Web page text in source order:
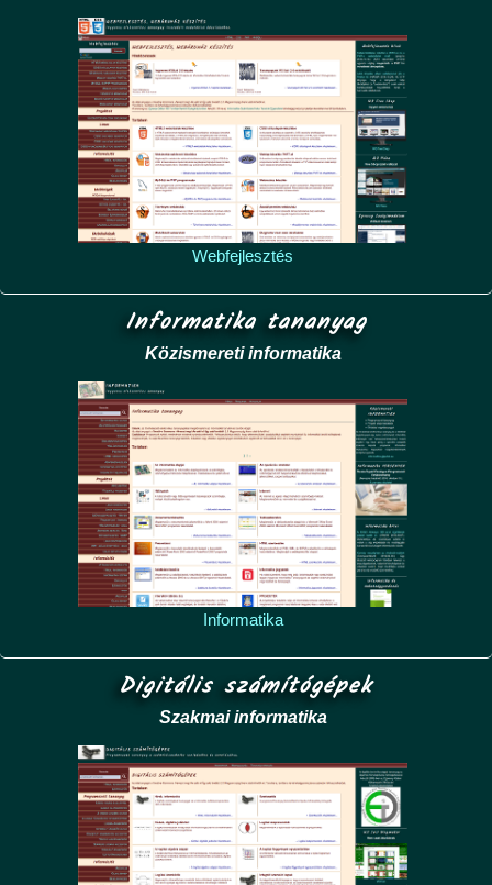
Webfejlesztés
Informatika tananyag
Közismereti informatika
Informatika
Digitális számítógépek
Szakmai informatika